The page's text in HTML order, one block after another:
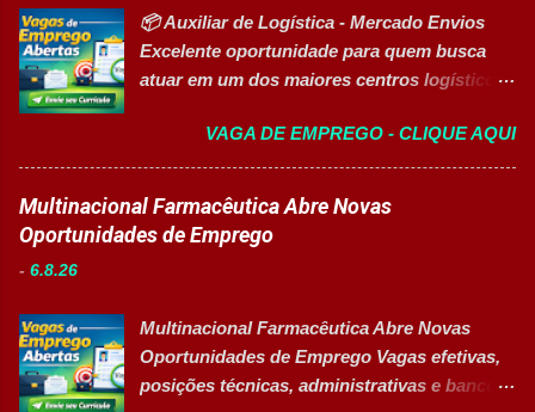
Gastronomia (Tarde): Aulas de 13h...
Apoiar professores durante atividades
pedagógicas. Auxiliar estudantes em
projetos educacionais. Dar suporte em
Disponibilizar materiais utilizados nas
atividades. Monitorar estudantes durante
aulas e recreios. Contribuir para um
ambiente escolar organizado e seguro.
educacionais desenvolv...
📦 Auxiliar de Logística - Mercado Envios
Excelente oportunidade para quem busca
atuar em um dos maiores centros logísticos
📋 Sobre a oportunidade O Mercado Envios
está com oportunidade para Auxiliar de
Logística . A empresa busca profissionais
comprometidos, organizados e que desejam
crescer em um ambiente inovador,
Receber produtos no centro de distribuição;
Embalar e etiquetar mercadorias; Conferir
documentos, registros e embalagens;
VAGA DE EMPREGO - CLIQUE AQUI
Multinacional Farmacêutica Abre Novas
Oportunidades de Emprego
- 6.8.26
Multinacional Farmacêutica Abre Novas
Oportunidades de Emprego Vagas efetivas,
posições técnicas, administrativas e banco